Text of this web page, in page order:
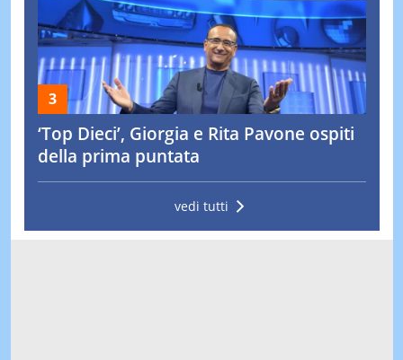
‘Top Dieci’, Giorgia e Rita Pavone ospiti
della prima puntata
vedi tutti